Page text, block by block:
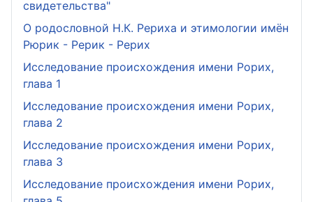
свидетельства"
О родословной Н.К. Рериха и этимологии имён
Рюрик - Рерик - Рерих
Исследование происхождения имени Рорих,
глава 1
Исследование происхождения имени Рорих,
глава 2
Исследование происхождения имени Рорих,
глава 3
Исследование происхождения имени Рорих,